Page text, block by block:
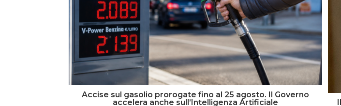
Accise sul gasolio prorogate fino al 25 agosto. Il Governo
accelera anche sull’Intelligenza Artificiale